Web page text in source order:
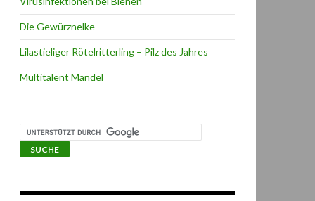
Die Gewürznelke
Lilastieliger Rötelritterling – Pilz des Jahres
Multitalent Mandel